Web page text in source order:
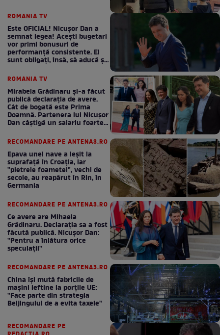
ROMANIA TV
Este OFICIAL! Nicușor Dan a
semnat legea! Acești bugetari
vor primi bonusuri de
performanță consistente. Ei
sunt obligați, însă, să aducă și
ROMANIA TV
Mirabela Grădinaru și-a făcut
publică declarația de avere.
Cât de bogată este Prima
Doamnă. Partenera lui Nicușor
Dan câștigă un salariu foarte
RECOMANDARE PE ANTENA3.RO
Epava unei nave a ieșit la
suprafață în Croația, iar
"pietrele foametei", vechi de
secole, au reapărut în Rin, în
Germania
RECOMANDARE PE ANTENA3.RO
Ce avere are Mihaela
Grădinaru. Declarația sa a fost
făcută publică. Nicușor Dan:
"Pentru a înlătura orice
speculații"
RECOMANDARE PE ANTENA3.RO
China își mută fabricile de
mașini ieftine la porțile UE:
"Face parte din strategia
Beijingului de a evita taxele"
RECOMANDARE PE